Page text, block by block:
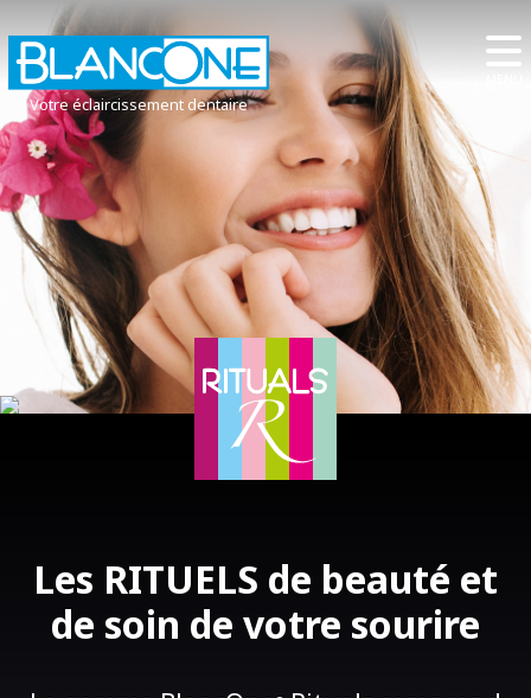
Votre éclaircissement dentaire
Les RITUELS de beauté et
de soin de votre sourire